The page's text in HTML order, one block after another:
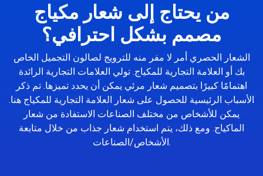
من يحتاج إلى شعار مكياج
مصمم بشكل احترافي؟
الشعار الحصري أمر لا مفر منه للترويج لصالون التجميل الخاص
بك أو العلامة التجارية للمكياج. تولي العلامات التجارية الرائدة
اهتمامًا كبيرًا بتصميم شعار مرئي يمكن أن يحدد تميزها. تم ذكر
الأسباب الرئيسية للحصول على شعار العلامة التجارية للمكياج هنا.
يمكن للأشخاص من مختلف الصناعات الاستفادة من شعار
الماكياج. ومع ذلك، يتم استخدام شعار جذاب من خلال متابعة
الأشخاص/الصناعات.